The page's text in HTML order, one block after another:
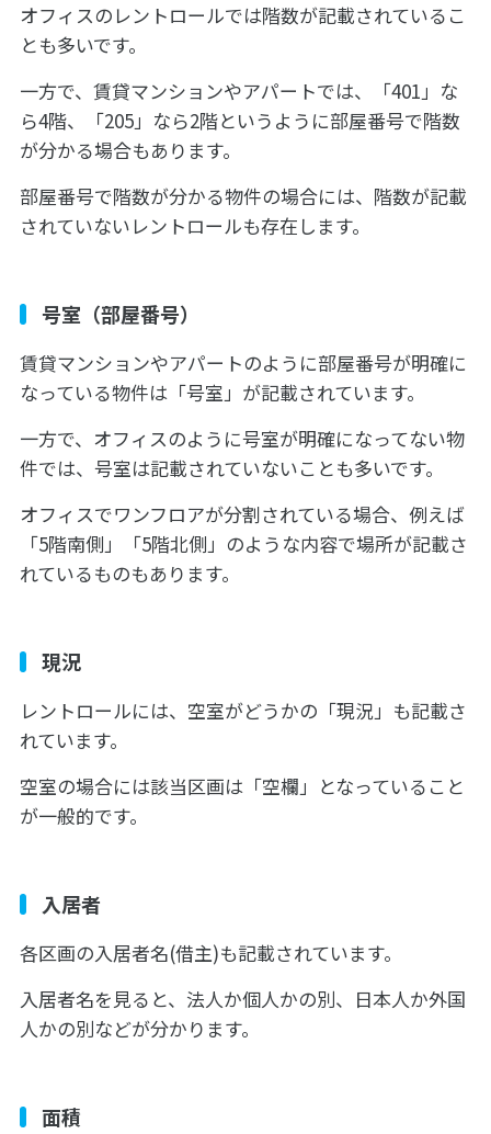
オフィスのレントロールでは階数が記載されているこ
とも多いです。
一方で、賃貸マンションやアパートでは、「401」な
ら4階、「205」なら2階というように部屋番号で階数
が分かる場合もあります。
部屋番号で階数が分かる物件の場合には、階数が記載
されていないレントロールも存在します。
号室（部屋番号）
賃貸マンションやアパートのように部屋番号が明確に
なっている物件は「号室」が記載されています。
一方で、オフィスのように号室が明確になってない物
件では、号室は記載されていないことも多いです。
オフィスでワンフロアが分割されている場合、例えば
「5階南側」「5階北側」のような内容で場所が記載さ
れているものもあります。
現況
レントロールには、空室がどうかの「現況」も記載さ
れています。
空室の場合には該当区画は「空欄」となっていること
が一般的です。
入居者
各区画の入居者名(借主)も記載されています。
入居者名を見ると、法人か個人かの別、日本人か外国
人かの別などが分かります。
面積